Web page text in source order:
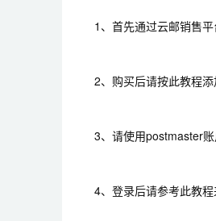
1、首先通过云邮销售
2、购买后请按此教程添
3、请使用postmaster账
4、登录后请参考此教